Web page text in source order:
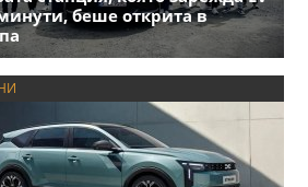
беше открита в